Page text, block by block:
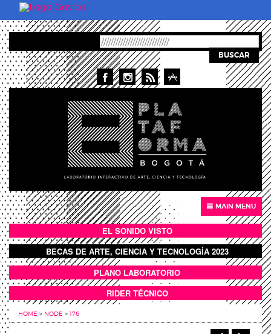
Skip to main content
BUSCAR
MAIN MENU
BOTÓN SONIDO VISTO
EL SONIDO VISTO
BOTON DOMO LLENO
BECAS DE ARTE, CIENCIA Y TECNOLOGÍA 2023
ANEXOS
PLANO LABORATORIO
RIDER TÉCNICO
HOME > NODE > 176